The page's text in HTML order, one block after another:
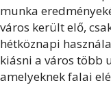
munka
város került elő,
hétköznapi
kiásni a város több
amelyeknek falai